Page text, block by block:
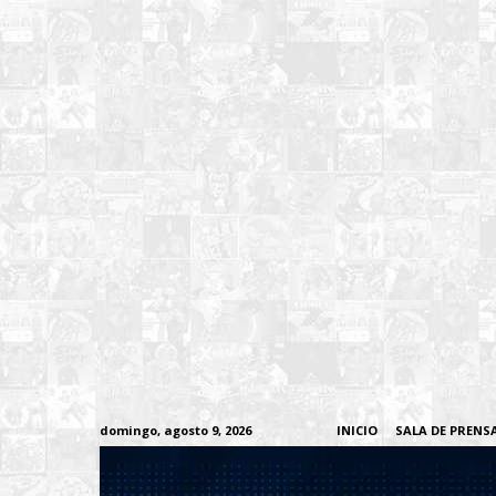
domingo, agosto 9, 2026 INICIO SALA DE